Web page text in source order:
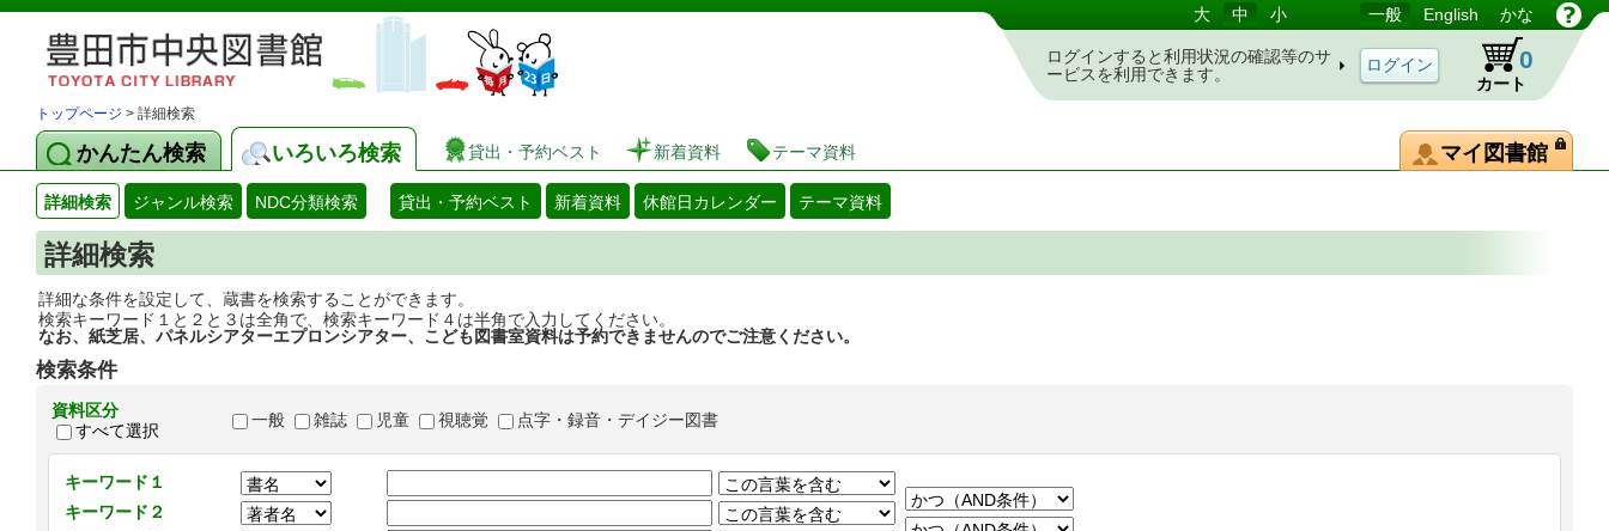
図書館 蔵書検索・予約システム 大 中 小 一般 English かな
ログインすると利用状況の確認等のサ
ービスを利用できます。
カート
0
トップページ > 詳細検索
かんたん検索 いろいろ検索 貸出・予約ベスト 新着資料 テーマ資料 マイ図書館
詳細検索 ジャンル検索 NDC分類検索 貸出・予約ベスト 新着資料 休館日カレンダー テーマ資料
詳細検索
詳細な条件を設定して、蔵書を検索することができます。
検索キーワード１と２と３は全角で、検索キーワード４は半角で入力してください。
なお、紙芝居、パネルシアターエプロンシアター、こども図書室資料は予約できませんのでご注意ください。
検索条件
資料区分
すべて選択
一般 雑誌 児童 視聴覚 点字・録音・デイジー図書
キーワード１
キーワード２